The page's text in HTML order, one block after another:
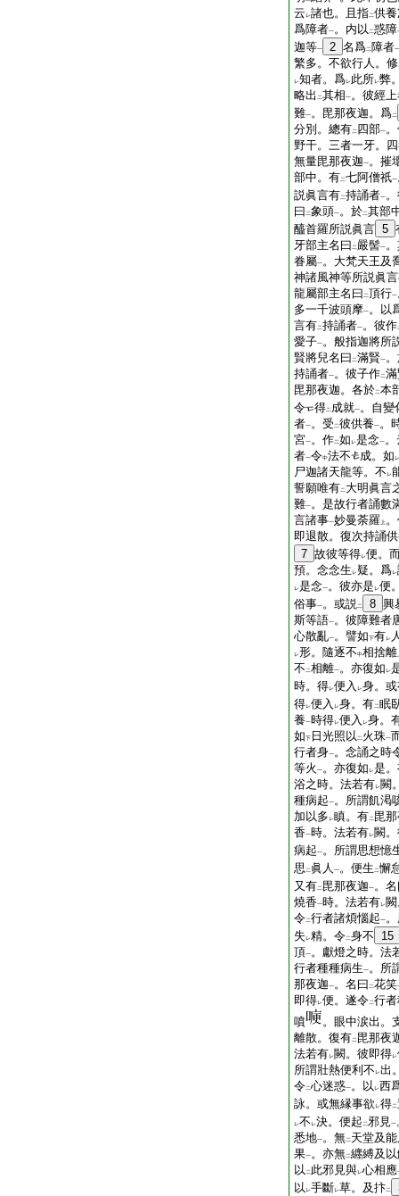
云 レ諸也。且指二供
爲障者一。内以 二惑障
迦等一 2 名爲二 障者一
繁多。不欲行人。修
レ知者。爲レ此所レ弊
略出 二其相一。彼經
難一。毘那夜迦。爲二
分別。總有二 四部一
野干。三者一牙。
無量毘那夜迦一。摧
部中。有二七阿僧祇一
説眞言有二持誦者一
曰 二象頭一。於二其部
醯首羅所説眞言 5
牙部主名曰 二 嚴髻一
眷屬一。大梵天王及
神諸風神等所説眞
龍屬部主名曰 二頂行一
多一千波頭摩一。以
言有二持誦者一。彼作
愛子一。般指迦將所
賢將兒名曰 二滿賢一
持誦者一。彼子作二
毘那夜迦。各於二本
令
得二 成就一。自變
者一。受 二彼供養一。
宮一。作二如 レ是念一
者一令中法不 成。如 レ
尸迦諸天龍等。不 レ
誓願唯有二 大明眞言
難一。是故行者誦數
言諸事一妙曼荼羅 上
即退散。復次持誦
7 故彼等得レ便。
預。念念生 レ疑。爲レ
レ是念一。彼亦是 レ便
俗事一。或説二 8 興
斯等語一。彼障難者
心散亂一。譬如下有レ
レ形。隨逐不中相捨離
不 二相離一。亦復如 レ
時。得レ便入 レ身。
得レ便入 レ身。有二眠
養一時得レ便入 レ身。
如下 日光照以 二 火珠一
行者身一。念誦之時
等火 一。亦復如 レ是
浴之時。法若有レ闕
種病起一。所謂飢渇
加以多 レ瞋。有二 毘
香一時。法若有レ闕
病起一。所謂思想憶
思 二 眞人 一。便生 二懈
又有二 毘那夜迦一。
燒香一時。法若有レ
令二行者諸煩惱起一
失 レ精。令二身不
15
頂一。獻燈之時。法
行者種種病生一。所
那夜迦一。名曰 二花笑
即得レ便。遂令二行
噴
。眼中涙出。
離散。復有二 毘那夜
法若有レ闕。彼即得レ
所謂壯熱便利不 レ出
令二心迷惑一。以 レ西
詠。或無縁事欲 レ得二
レ不 レ決。便起 二邪見一
悉地一。無二 天堂及
果一。亦無二纒縛及
以 二 此邪見與レ心相應
以 レ手斷レ草。及抃二